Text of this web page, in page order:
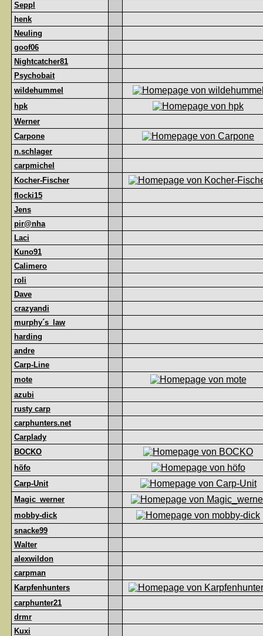
Seppl
henk
Neuling
goof06
Nightcatcher81
Psychobait
wildehummel
hpk
Werner
Carpone
n.schlager
carpmichel
Kocher-Fischer
flocki15
Jens
pir@nha
Laci
Kuno91
Calimero
roli
Dave
crazyandi
murphy´s_law
harding
andre
Carp-Line
mote
azubi
rusty carp
carphunters.net
Carplady
BOCKO
höfo
Carp-Unit
Magic_werner
mobby-dick
snacke99
Walter
alexwildon
carpman
Karpfenhunters
carphunter21
drmr
Kuxi